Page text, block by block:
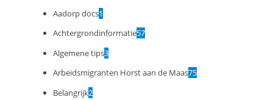
Aadorp docs1
Achtergrondinformatie57
Algemene tips3
Arbeidsmigranten Horst aan de Maas75
Belangrijk2